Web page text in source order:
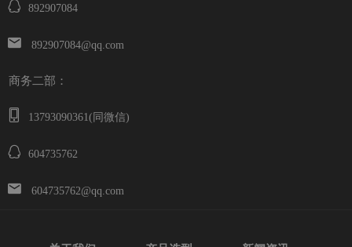
892907084
892907084@qq.com
商务二部：
13793090361(同微信)
604735762
604735762@qq.com